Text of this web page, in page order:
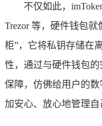
不仅如此，
Trezor 等，硬件钱包
柜”，它将私钥存储在
性，通过与硬件钱包的
保障，仿佛给用户的
加安心、放心地管理自